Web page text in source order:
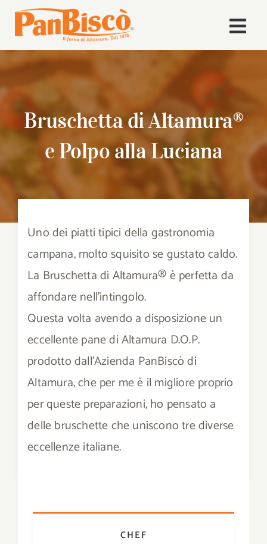
Salta
Azienda
Volley
Prodotti
News
Contatti
SHOP
per:
Bruschetta di Altamura®
e Polpo alla Luciana
Uno dei piatti tipici della gastronomia
campana, molto squisito se gustato caldo.
La Bruschetta di Altamura® è perfetta da
affondare nell’intingolo.
Questa volta avendo a disposizione un
eccellente pane di Altamura D.O.P.
prodotto dall’Azienda PanBiscò di
Altamura, che per me è il migliore proprio
per queste preparazioni, ho pensato a
delle bruschette che uniscono tre diverse
eccellenze italiane.
CHEF